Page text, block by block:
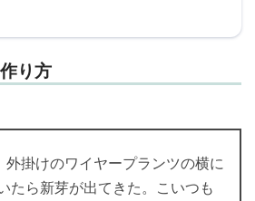
り方
外掛けのワイヤープランツの横に
たら新芽が出てきた。こいつも